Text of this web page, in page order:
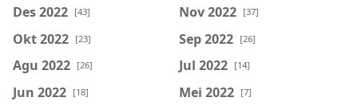
Des 2022 [43] Nov 2022 [37]
Okt 2022 [23] Sep 2022 [26]
Agu 2022 [26] Jul 2022 [14]
Jun 2022 [18] Mei 2022 [7]